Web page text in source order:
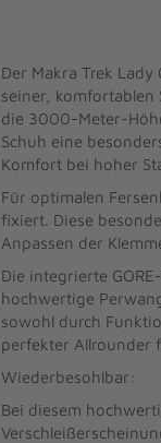
Der Makra Trek
seiner, komfortablen
die 3000-Meter-
Schuh eine
Komfort bei hoher
Für optimalen
fixiert. Diese
Anpassen der
Die integrierte
hochwertige
sowohl durch
perfekter Allrounder
Wiederbesohlbar:
Bei diesem